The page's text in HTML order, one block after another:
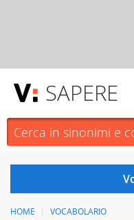
SAPERE
HOME VOCABOLARIO